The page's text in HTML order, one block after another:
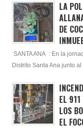
LA
DE
SANTA ANA : En la
Distrito Santa Ana junto
EL 911
LOS
EL